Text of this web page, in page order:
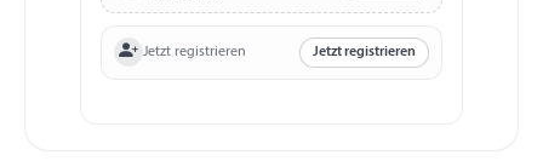
Jetzt registrieren Jetzt registrieren